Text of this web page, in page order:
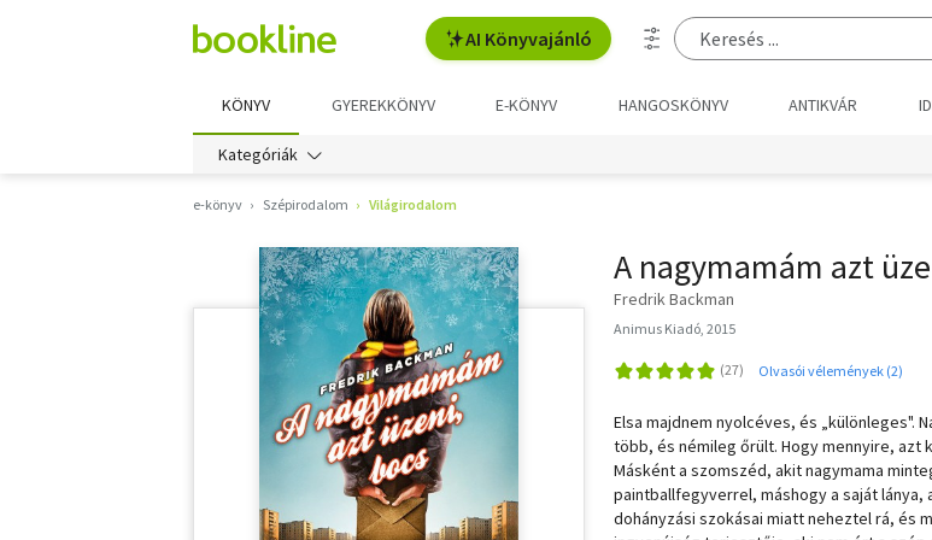
AI Könyvajánló
KÖNYV GYEREKKÖNYV E-KÖNYV HANGOSKÖNYV ANTIKVÁR
Kategóriák
e-könyv Szépirodalom Világirodalom
A nagymamám azt
Fredrik Backman
Animus Kiadó, 2015
Olvasói vélemények (2)
Elsa majdnem nyolcéves, és „különleges".
több, és némileg őrült. Hogy mennyire, azt
Másként a szomszéd, akit nagymama
paintballfegyverrel, máshogy a saját lánya,
dohányzási szokásai miatt neheztel rá, és